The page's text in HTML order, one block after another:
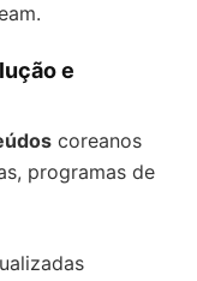
e
coreanos
programas de